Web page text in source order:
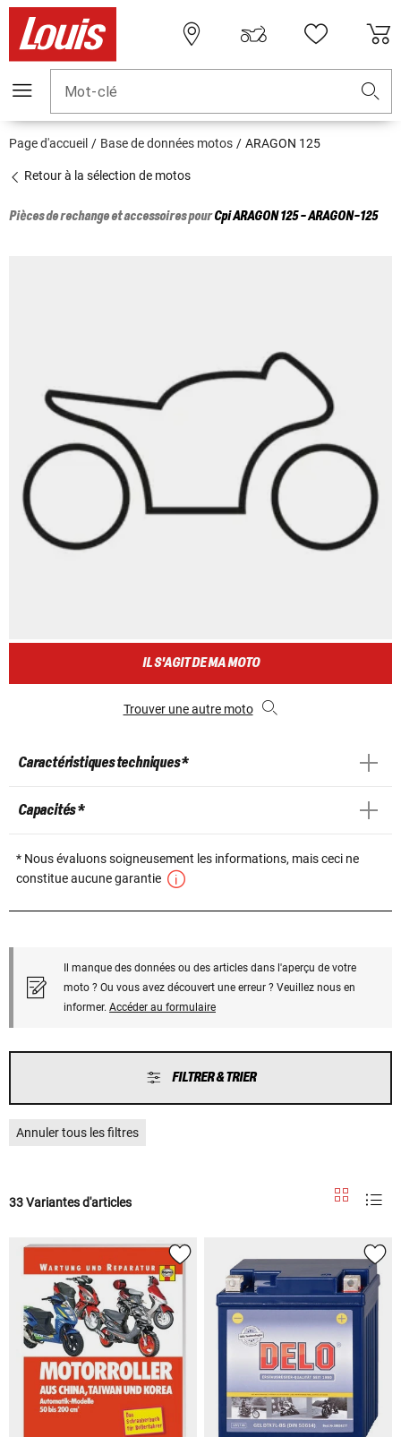
Mot-clé
Page d'accueil Base de données motos ARAGON 125
Retour à la sélection de motos
Pièces de rechange et accessoires pourCpiARAGON 125 - ARAGON-125
IL S'AGIT DE MA MOTO
Trouver une autre moto
Caractéristiques techniques *
Capacités *
* Nous évaluons soigneusement les informations, mais ceci ne
constitue aucune garantie
Il manque des données ou des articles dans l'aperçu de votre
moto ? Ou vous avez découvert une erreur ? Veuillez nous en
informer. Accéder au formulaire
FILTRER & TRIER
Annuler tous les filtres
33 Variantes d'articles